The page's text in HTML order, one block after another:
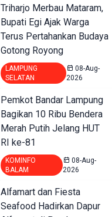
Triharjo Merbau Mataram,
Bupati Egi Ajak Warga
Terus Pertahankan Budaya
Gotong Royong
LAMPUNG
SELATAN
08-Aug-
2026
Pemkot Bandar Lampung
Bagikan 10 Ribu Bendera
Merah Putih Jelang HUT
RI ke-81
KOMINFO
BALAM
08-Aug-
2026
Alfamart dan Fiesta
Seafood Hadirkan Dapur